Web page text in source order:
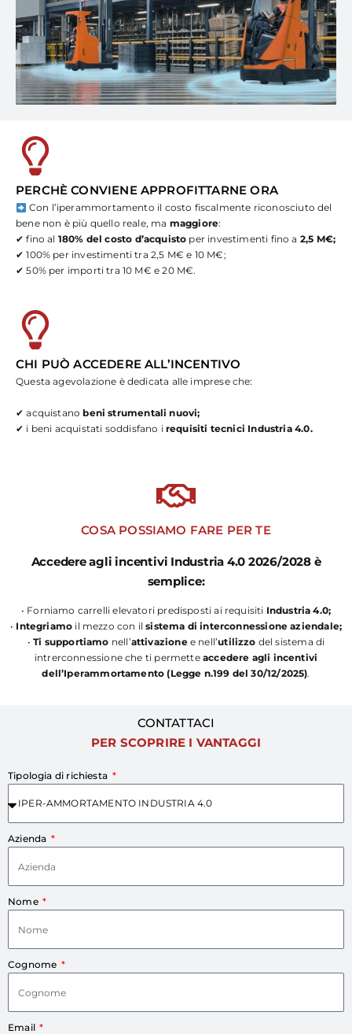
PERCHÈ CONVIENE APPROFITTARNE ORA
Con l’iperammortamento il costo fiscalmente riconosciuto del
bene non è più quello reale, ma maggiore:
✔ fino al 180% del costo d’acquisto per investimenti fino a 2,5 M€;
✔ 100% per investimenti tra 2,5 M€ e 10 M€;
✔ 50% per importi tra 10 M€ e 20 M€.
CHI PUÒ ACCEDERE ALL’INCENTIVO
Questa agevolazione è dedicata alle imprese che:
✔ acquistanobeni strumentali nuovi;
✔ i beni acquistati soddisfano i requisiti tecnici Industria 4.0.
COSA POSSIAMO FARE PER TE
Accedere agli incentivi Industria 4.0 2026/2028 è
semplice:
• Forniamo carrelli elevatori predisposti ai requisiti Industria 4.0;
• Integriamo il mezzo con ilsistema di interconnessione aziendale;
•Ti supportiamo nell’attivazionee nell’utilizzo del sistema di
intrerconnessione che ti permette accedere agli incentivi
dell’Iperammortamento (Legge n.199 del 30/12/2025).
CONTATTACI
PER SCOPRIRE I VANTAGGI
Tipologia di richiesta
Azienda
Nome
Cognome
Email